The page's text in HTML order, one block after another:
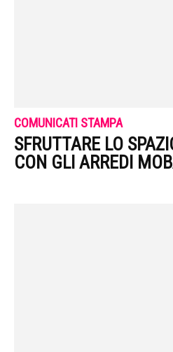
COMUNICATI STAMPA
SFRUTTARE LO
CON GLI ARREDI